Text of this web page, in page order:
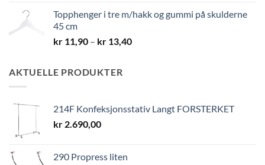
Topphenger i tre m/hakk og gummi på skulderne
45 cm
kr 11,90 – kr 13,40Prisområde:
AKTUELLE PRODUKTER
214F Konfeksjonsstativ Langt FORSTERKET
kr 2.690,00
290 Propress liten